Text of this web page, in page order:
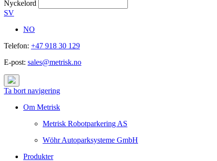
Nyckelord
SV
NO
Telefon: +47 918 30 129
E-post: sales@metrisk.no
Ta bort navigering
Om Metrisk
Metrisk Robotparkering AS
Wöhr Autoparksysteme GmbH
Produkter